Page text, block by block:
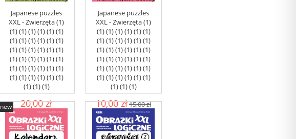
Japanese puzzles
XXL - Zwierzęta (1)
(1) (1) (1) (1) (1) (1)
(1) (1) (1) (1) (1) (1)
(1) (1) (1) (1) (1) (1)
(1) (1) (1) (1) (1) (1)
(1) (1) (1) (1) (1) (1)
(1) (1) (1) (1) (1) (1)
(1) (1) (1)
20,00 zł
add to cart
Japanese puzzles
XXL - Zwierzęta (1)
(1) (1) (1) (1) (1) (1)
(1) (1) (1) (1) (1) (1)
(1) (1) (1) (1) (1) (1)
(1) (1) (1) (1) (1) (1)
(1) (1) (1) (1) (1) (1)
(1) (1) (1) (1) (1) (1)
(1) (1) (1)
10,00 zł15,00 zł
add to cart
new